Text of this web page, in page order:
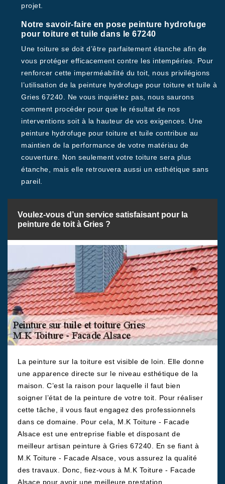
projet.
Notre savoir-faire en pose peinture hydrofuge
pour toiture et tuile dans le 67240
Une toiture se doit d’être parfaitement étanche afin de
vous protéger efficacement contre les intempéries. Pour
renforcer cette imperméabilité du toit, nous privilégions
l’utilisation de la peinture hydrofuge pour toiture et tuile à
Gries 67240. Ne vous inquiétez pas, nous saurons
comment procéder pour que le résultat de nos
interventions soit à la hauteur de vos exigences. Une
peinture hydrofuge pour toiture et tuile contribue au
maintien de la performance de votre matériau de
couverture. Non seulement votre toiture sera plus
étanche, mais elle retrouvera aussi un esthétique sans
pareil.
Voulez-vous d’un service satisfaisant pour la
peinture de toit à Gries ?
La peinture sur la toiture est visible de loin. Elle donne
une apparence directe sur le niveau esthétique de la
maison. C’est la raison pour laquelle il faut bien
soigner l’état de la peinture de votre toit. Pour réaliser
cette tâche, il vous faut engagez des professionnels
dans ce domaine. Pour cela, M.K Toiture - Facade
Alsace est une entreprise fiable et disposant de
meilleur artisan peinture à Gries 67240. En se fiant à
M.K Toiture - Facade Alsace, vous assurez la qualité
des travaux. Donc, fiez-vous à M.K Toiture - Facade
Alsace pour avoir une meilleure prestation.